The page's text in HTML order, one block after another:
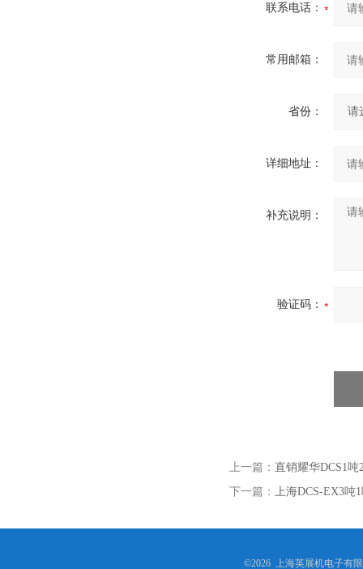
联系电话：
常用邮箱：
省份：
详细地址：
补充说明：
验证码：
上一篇： 直销耀华DCS1
下一篇： 上海DCS-EX3吨
©2026 上海英展机电子有